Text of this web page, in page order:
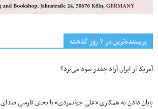
پربیننده‌ترین‌ در ۷ روز گذشته
آمریکا از ایران آزاد چقدر سود می‌برد؟
پایان دادن به همکاری «علی جوانمردی» با بخش فارسی صدای